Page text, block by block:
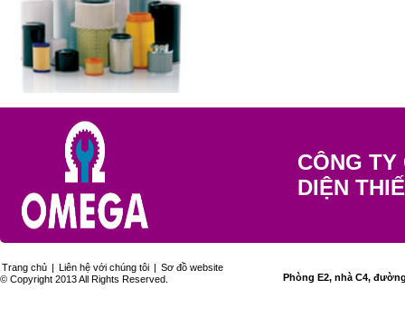
CÔNG
DIỆN
Trang chủ | Liên hệ với chúng tôi | Sơ đồ website
© Copyright 2013 All Rights Reserved.
Phòng E2, nhà C4,